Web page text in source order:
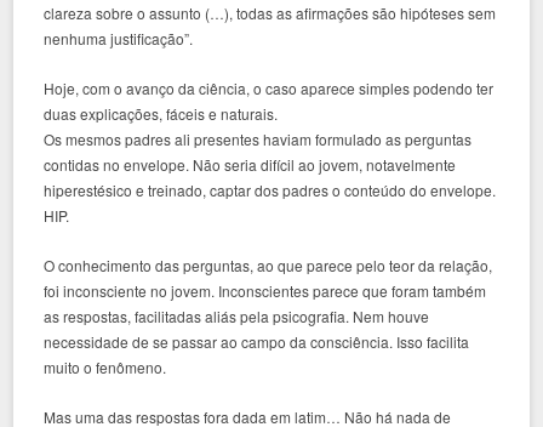
clareza sobre o assunto (…), todas as afirmações são hipóteses sem
nenhuma justificação”.
Hoje, com o avanço da ciência, o caso aparece simples podendo ter
duas explicações, fáceis e naturais.
Os mesmos padres ali presentes haviam formulado as perguntas
contidas no envelope. Não seria difícil ao jovem, notavelmente
hiperestésico e treinado, captar dos padres o conteúdo do envelope.
HIP.
O conhecimento das perguntas, ao que parece pelo teor da relação,
foi inconsciente no jovem. Inconscientes parece que foram também
as respostas, facilitadas aliás pela psicografia. Nem houve
necessidade de se passar ao campo da consciência. Isso facilita
muito o fenômeno.
Mas uma das respostas fora dada em latim… Não há nada de